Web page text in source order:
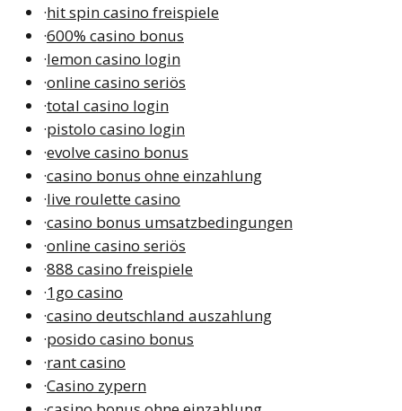
·hit spin casino freispiele
·600% casino bonus
·lemon casino login
·online casino seriös
·total casino login
·pistolo casino login
·evolve casino bonus
·casino bonus ohne einzahlung
·live roulette casino
·casino bonus umsatzbedingungen
·online casino seriös
·888 casino freispiele
·1go casino
·casino deutschland auszahlung
·posido casino bonus
·rant casino
·Casino zypern